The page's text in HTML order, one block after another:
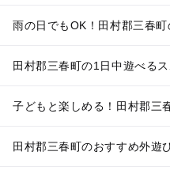
雨の日でもOK！田村郡三春
田村郡三春町の1日中遊べるス
子どもと楽しめる！田村郡三
田村郡三春町のおすすめ外遊